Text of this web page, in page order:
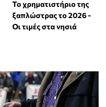
Το χρηματιστήριο της
ξαπλώστρας το 2026 -
Οι τιμές στα νησιά